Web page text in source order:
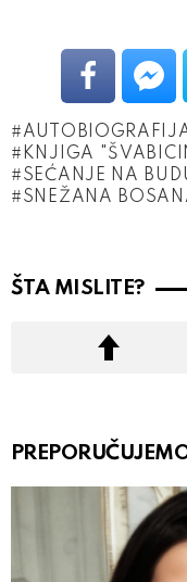
KNJIGA
SEĆANJE NA
SNEŽANA
ŠTA MISLITE?